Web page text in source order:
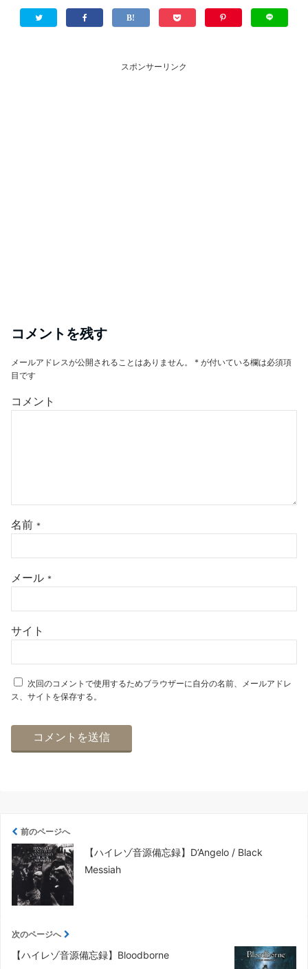
スポンサーリンク
コメントを残す
メールアドレスが公開されることはありません。 * が付いている欄は必須項
目です
コメント
名前 *
メール *
サイト
次回のコメントで使用するためブラウザーに自分の名前、メールアドレ
ス、サイトを保存する。
前のページへ
【ハイレゾ音源備忘録】D’Angelo / Black
Messiah
次のページへ
【ハイレゾ音源備忘録】Bloodborne